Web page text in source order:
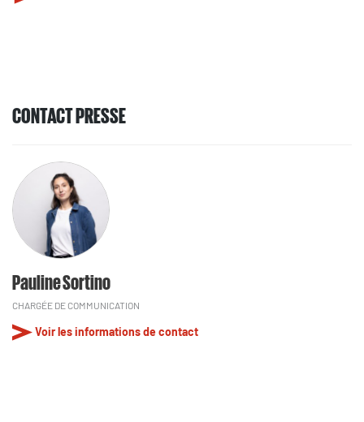
CONTACT PRESSE
Pauline Sortino
CHARGÉE DE COMMUNICATION
Voir les informations de contact